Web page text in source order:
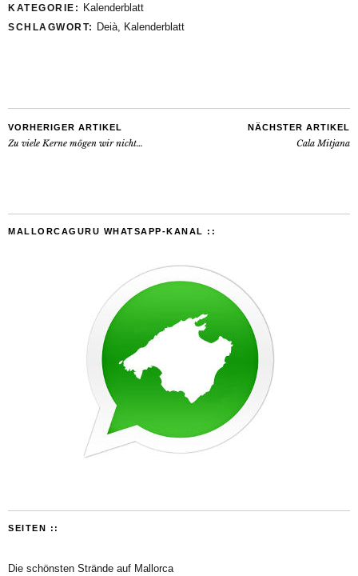
KATEGORIE: Kalenderblatt
SCHLAGWORT: Deià Kalenderblatt
VORHERIGER ARTIKEL
Zu viele Kerne mögen wir nicht…
NÄCHSTER ARTIKEL
Cala Mitjana
MALLORCAGURU WHATSAPP-KANAL ::
SEITEN ::
Die schönsten Strände auf Mallorca